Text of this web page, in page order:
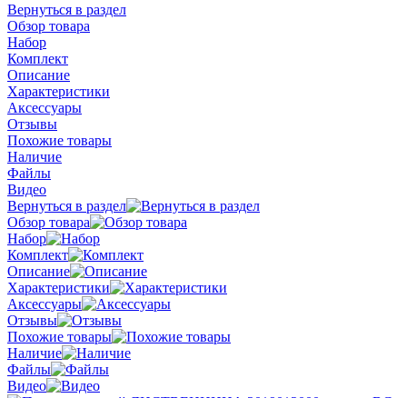
Вернуться в раздел
Обзор товара
Набор
Комплект
Описание
Характеристики
Аксессуары
Отзывы
Похожие товары
Наличие
Файлы
Видео
Вернуться в раздел
Обзор товара
Набор
Комплект
Описание
Характеристики
Аксессуары
Отзывы
Похожие товары
Наличие
Файлы
Видео